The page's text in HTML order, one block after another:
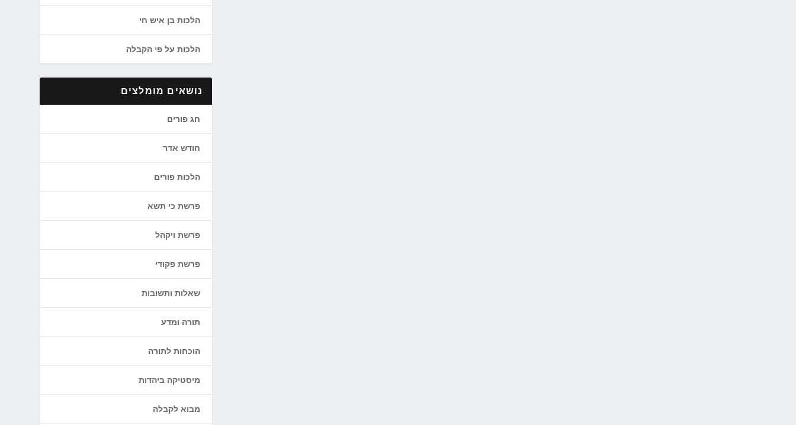
הלכות בן איש חי
הלכות על פי הקבלה
נושאים מומלצים
חג פורים
חודש אדר
הלכות פורים
פרשת כי תשא
פרשת ויקהל
פרשת פקודי
שאלות ותשובות
תורה ומדע
הוכחות לתורה
מיסטיקה ביהדות
מבוא לקבלה